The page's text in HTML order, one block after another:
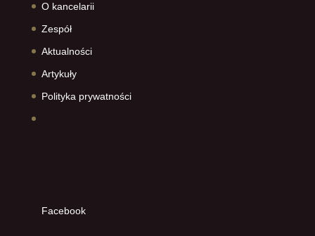
O kancelarii
Zespół
Aktualności
Artykuły
Polityka prywatności
Facebook